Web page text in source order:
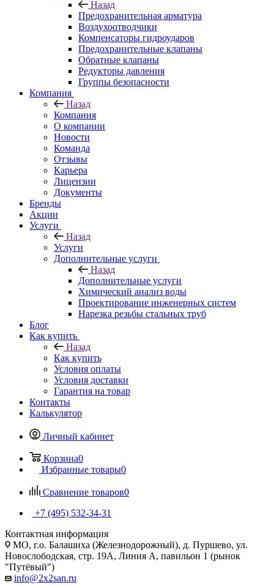
Назад
Предохранительная арматура
Воздухоотводчики
Компенсаторы гидроударов
Предохранительные клапаны
Обратные клапаны
Редукторы давления
Группы безопасности
Компания
Назад
Компания
О компании
Новости
Команда
Отзывы
Карьера
Лицензии
Документы
Бренды
Акции
Услуги
Назад
Услуги
Дополнительные услуги
Назад
Дополнительные услуги
Химический анализ воды
Проектирование инженерных систем
Нарезка резьбы стальных труб
Блог
Как купить
Назад
Как купить
Условия оплаты
Условия доставки
Гарантия на товар
Контакты
Калькулятор
Личный кабинет
Корзина0
Избранные товары0
Сравнение товаров0
+7 (495) 532‑34‑31
Контактная информация
МО, г.о. Балашиха (Железнодорожный), д. Пуршево, ул.
Новослободская, стр. 19А, Линия А, павильон 1 (рынок
"Путёвый")
info@2x2san.ru